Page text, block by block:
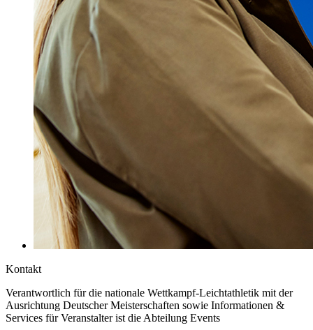
Kontakt
Verantwortlich für die nationale Wettkampf-Leichtathletik mit der
Ausrichtung Deutscher Meisterschaften sowie Informationen &
Services für Veranstalter ist die Abteilung Events